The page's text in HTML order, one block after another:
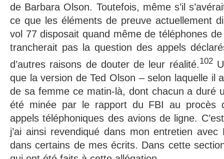
de Barbara Olson. Toutefois, même s’il
ce que les éléments de preuve actuellement
vol 77 disposait quand même de téléphones
trancherait pas la question des appels
d’autres raisons de douter de leur réalité.102
que la version de Ted Olson – selon laquelle il
de sa femme ce matin-là, dont chacun a duré
été minée par le rapport du FBI au procès
appels téléphoniques des avions de ligne.
j’ai ainsi revendiqué dans mon entretien
dans certains de mes écrits. Dans cette